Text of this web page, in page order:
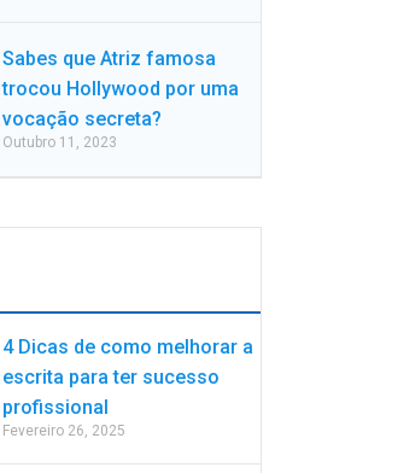
Sabes que Atriz famosa
trocou Hollywood por uma
vocação secreta?
Outubro 11, 2023
4 Dicas de como melhorar a
escrita para ter sucesso
profissional
Fevereiro 26, 2025